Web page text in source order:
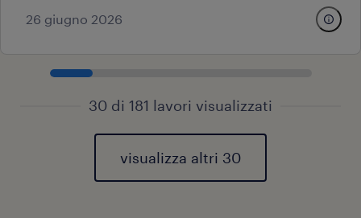
26 giugno 2026
30 di 181 lavori visualizzati
visualizza altri 30